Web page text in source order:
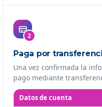
2
Paga por
Una vez confirmada la
pago mediante
Datos de cuenta